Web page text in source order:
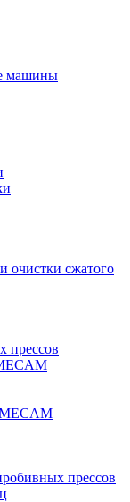
машины
очистки сжатого
прессов
прессов